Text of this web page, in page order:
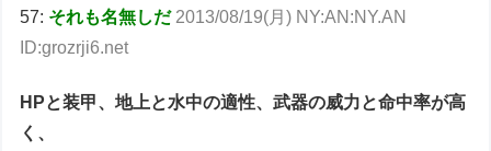
57: それも名無しだ 2013/08/19(月) NY:AN:NY.AN
ID:grozrji6.net
HPと装甲、地上と水中の適性、武器の威力と命中率が高
く、